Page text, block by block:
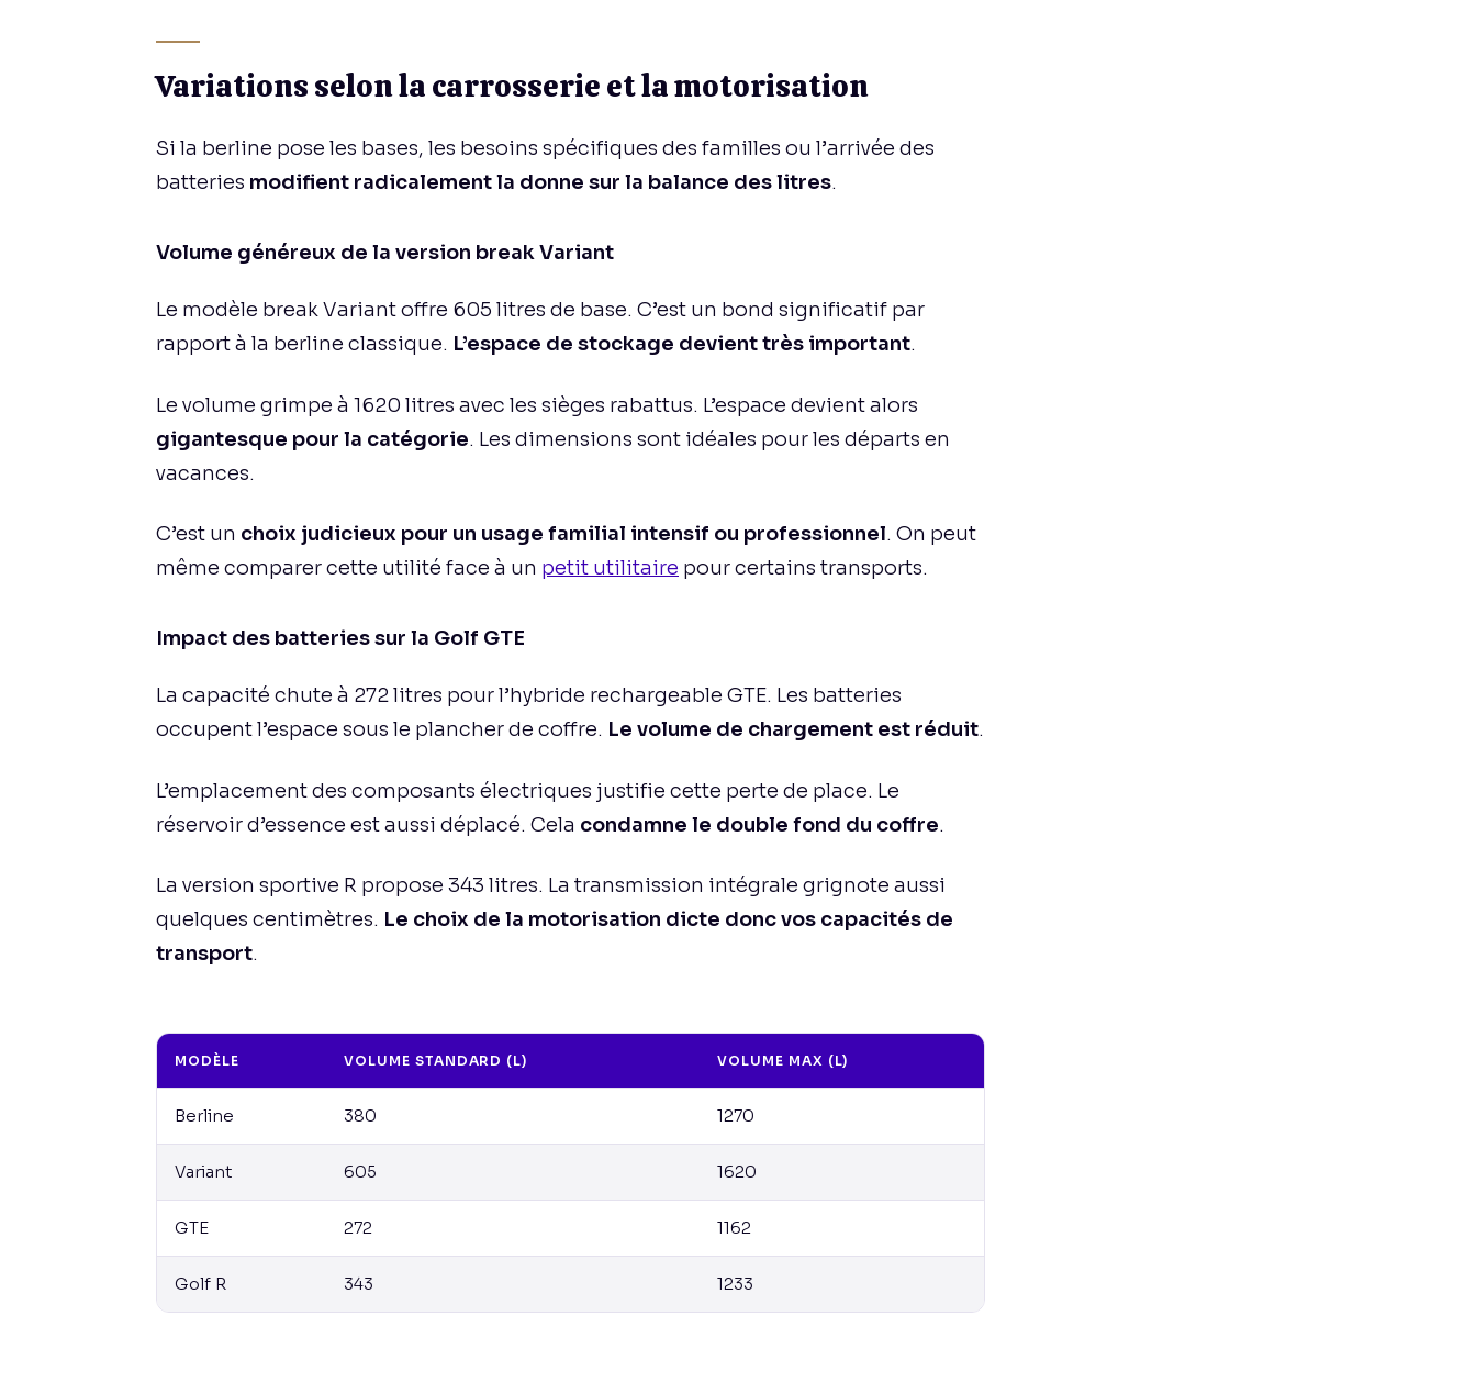
Variations selon la carrosserie et la motorisation
Si la berline pose les bases, les besoins spécifiques des familles ou l’arrivée des
batteries modifient radicalement la donne sur la balance des litres.
Volume généreux de la version break Variant
Le modèle break Variant offre 605 litres de base. C’est un bond significatif par
rapport à la berline classique. L’espace de stockage devient très important.
Le volume grimpe à 1620 litres avec les sièges rabattus. L’espace devient alors
gigantesque pour la catégorie. Les dimensions sont idéales pour les départs en
vacances.
C’est un choix judicieux pour un usage familial intensif ou professionnel. On peut
même comparer cette utilité face à un petit utilitaire pour certains transports.
Impact des batteries sur la Golf GTE
La capacité chute à 272 litres pour l’hybride rechargeable GTE. Les batteries
occupent l’espace sous le plancher de coffre. Le volume de chargement est réduit.
L’emplacement des composants électriques justifie cette perte de place. Le
réservoir d’essence est aussi déplacé. Cela condamne le double fond du coffre.
La version sportive R propose 343 litres. La transmission intégrale grignote aussi
quelques centimètres. Le choix de la motorisation dicte donc vos capacités de
transport.
MODÈLE VOLUME STANDARD (L) VOLUME MAX (L)
Berline 380 1270
Variant 605 1620
GTE 272 1162
Golf R 343 1233